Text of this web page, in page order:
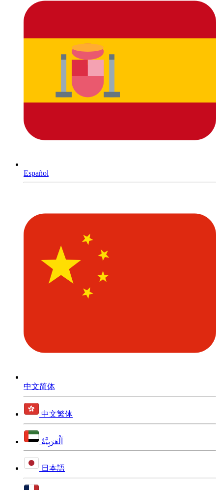
Español
中文简体
中文繁体
اَلْعَرَبِيَّةُ
日本語